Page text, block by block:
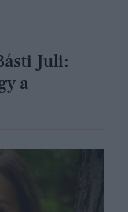
Juli:
a